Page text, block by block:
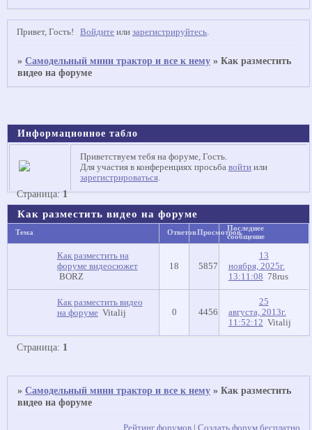
Привет, Гость! Войдите илизарегистрируйтесь.
»Самодельный мини трактор и все к нему »Как разместить
видео на форуме
Информационное табло
Приветствуем тебя на форуме, Гость.
Для участия в конференциях просьба войтиили
зарегистрироваться.
Как разместить видео на форуме
Страница:1
Тема ОтветовПросмотровПоследнее
сообщение
Как разместить на
форуме видеосюжет
BORZ
18 5857
13
ноября, 2025г.
13:11:08 78rus
Как разместить видео
на форуме Vitalij 0 4456
25
августа, 2013г.
11:52:12 Vitalij
Страница: 1
»Самодельный мини трактор и все к нему »Как разместить
видео на форуме
Рейтинг форумов| Создать форум бесплатно